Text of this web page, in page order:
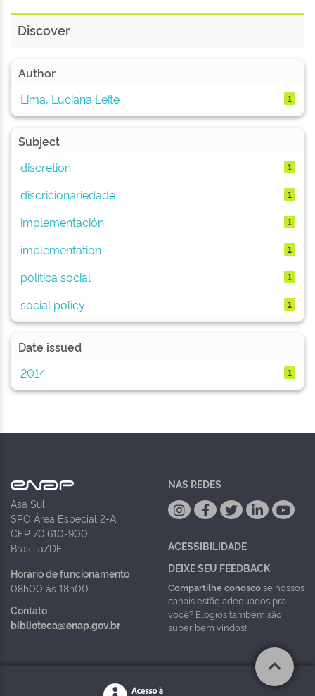
Discover
Author
Lima, Luciana Leite
1
Subject
discretion
1
discricionariedade 1
implementación 1
implementation 1
política social 1
social policy 1
Date issued
2014
1
Asa Sul
SPO Área Especial 2-A
CEP 70.610-900
Brasília/DF
Horário de funcionamento
08h00 às 18h00
Contato
biblioteca@enap.gov.br
NAS REDES
ACESSIBILIDADE
DEIXE SEU FEEDBACK
Compartilhe conoscose nossos
canais estão adequados pra
você? Elogios também são
super bem vindos!